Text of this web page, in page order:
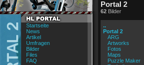
Startseite
News
Artikel
Umfragen
Bilder
Files
FAQ
Portal 2
62 Bilder
..
Portal 2
ARG
Artworks
Fotos
Maps
Puzzle Maker